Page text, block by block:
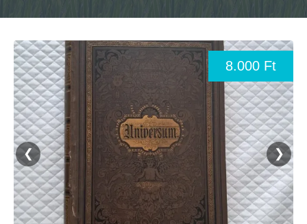
8.000 Ft
❮ ❯